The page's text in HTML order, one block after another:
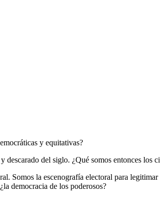
y equitativas?
del siglo. ¿Qué somos entonces los
Somos la escenografía electoral para
democracia de los poderosos?